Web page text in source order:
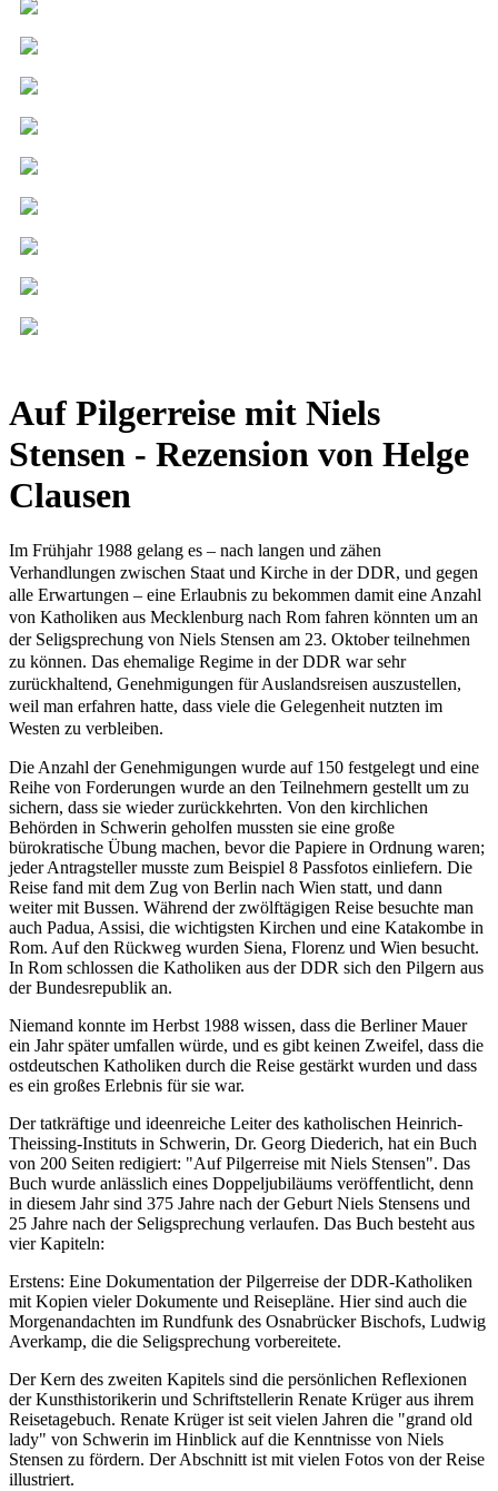
Auf Pilgerreise mit Niels
Stensen - Rezension von Helge
Clausen
Im Frühjahr 1988 gelang es – nach langen und zähen
Verhandlungen zwischen Staat und Kirche in der DDR, und gegen
alle Erwartungen – eine Erlaubnis zu bekommen damit eine Anzahl
von Katholiken aus Mecklenburg nach Rom fahren könnten um an
der Seligsprechung von Niels Stensen am 23. Oktober teilnehmen
zu können. Das ehemalige Regime in der DDR war sehr
zurückhaltend, Genehmigungen für Auslandsreisen auszustellen,
weil man erfahren hatte, dass viele die Gelegenheit nutzten im
Westen zu verbleiben.
Die Anzahl der Genehmigungen wurde auf 150 festgelegt und eine
Reihe von Forderungen wurde an den Teilnehmern gestellt um zu
sichern, dass sie wieder zurückkehrten. Von den kirchlichen
Behörden in Schwerin geholfen mussten sie eine große
bürokratische Übung machen, bevor die Papiere in Ordnung waren;
jeder Antragsteller musste zum Beispiel 8 Passfotos einliefern. Die
Reise fand mit dem Zug von Berlin nach Wien statt, und dann
weiter mit Bussen. Während der zwölftägigen Reise besuchte man
auch Padua, Assisi, die wichtigsten Kirchen und eine Katakombe in
Rom. Auf den Rückweg wurden Siena, Florenz und Wien besucht.
In Rom schlossen die Katholiken aus der DDR sich den Pilgern aus
der Bundesrepublik an.
Niemand konnte im Herbst 1988 wissen, dass die Berliner Mauer
ein Jahr später umfallen würde, und es gibt keinen Zweifel, dass die
ostdeutschen Katholiken durch die Reise gestärkt wurden und dass
es ein großes Erlebnis für sie war.
Der tatkräftige und ideenreiche Leiter des katholischen Heinrich-
Theissing-Instituts in Schwerin, Dr. Georg Diederich, hat ein Buch
von 200 Seiten redigiert: "Auf Pilgerreise mit Niels Stensen". Das
Buch wurde anlässlich eines Doppeljubiläums veröffentlicht, denn
in diesem Jahr sind 375 Jahre nach der Geburt Niels Stensens und
25 Jahre nach der Seligsprechung verlaufen. Das Buch besteht aus
vier Kapiteln:
Erstens: Eine Dokumentation der Pilgerreise der DDR-Katholiken
mit Kopien vieler Dokumente und Reisepläne. Hier sind auch die
Morgenandachten im Rundfunk des Osnabrücker Bischofs, Ludwig
Averkamp, die die Seligsprechung vorbereitete.
Der Kern des zweiten Kapitels sind die persönlichen Reflexionen
der Kunsthistorikerin und Schriftstellerin Renate Krüger aus ihrem
Reisetagebuch. Renate Krüger ist seit vielen Jahren die "grand old
lady" von Schwerin im Hinblick auf die Kenntnisse von Niels
Stensen zu fördern. Der Abschnitt ist mit vielen Fotos von der Reise
illustriert.